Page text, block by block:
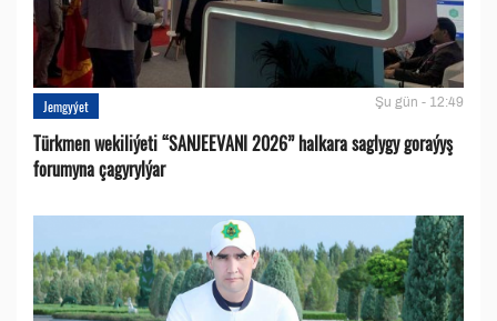
Jemgyýet Şu gün - 12:49
Türkmen wekiliýeti “SANJEEVANI 2026” halkara saglygy goraýyş
forumyna çagyrylýar